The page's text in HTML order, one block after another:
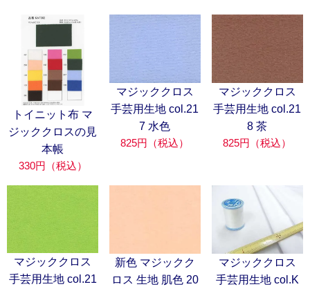
トイニット布 マ
ジッククロスの見
本帳
330円（税込）
マジッククロス
手芸用生地 col.21
7 水色
825円（税込）
マジッククロス
手芸用生地 col.21
8 茶
825円（税込）
マジッククロス
手芸用生地 col.21
新色 マジックク
ロス 生地 肌色 20
マジッククロス
手芸用生地 col.K